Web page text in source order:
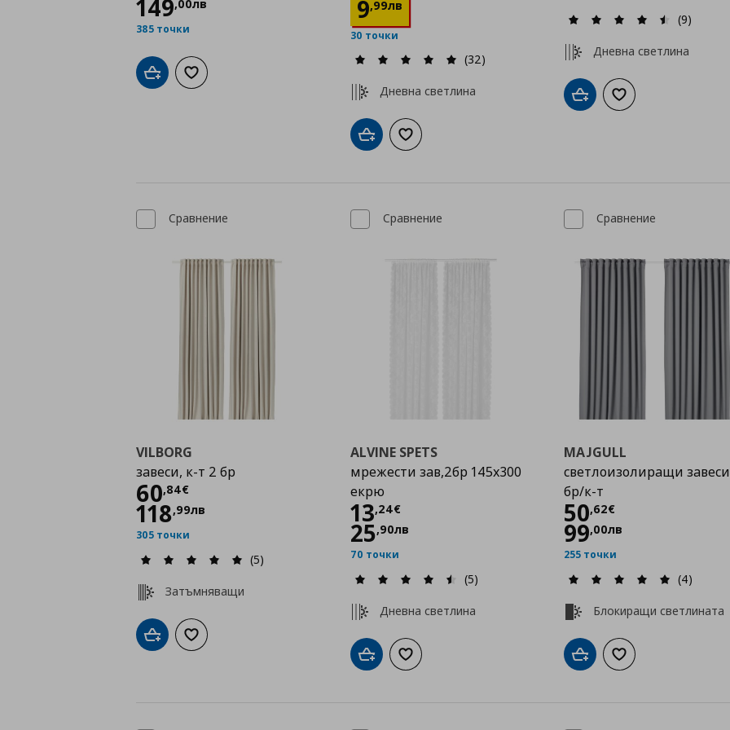
149,00лв
385 точки
Добави в кошницата
Добави към списъка с любими
9,99лв
30 точки
(32)
Дневна светлина
Добави в кошницата
Добави към списъка с любими
(9)
Дневна светлина
Добави в кошницата
Добави към
Сравнение
VILBORG
завеси, к-т 2 бр
60,84€
Цена
118,99лв
305 точки
(5)
Затъмняващи
Добави в кошницата
Добави към списъка с любими
Сравнение
ALVINE SPETS
мрежести зав,2бр 145x300
екрю
13,24€
Цена
25,90лв
70 точки
(5)
Дневна светлина
Добави в кошницата
Добави към списъка с любими
Сравнение
MAJGULL
светлоизолиращи
бр/к-т
50,62€
Цена
99,00лв
255 точки
(4)
Блокиращи светлината
Добави в кошницата
Добави към